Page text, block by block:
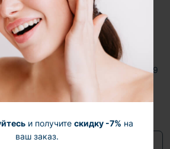
и получите скидку -7% на
ваш заказ.
Время работы
Пн-Вс: 10:00–19:00
г. Барышевка, вул. Центральная, 19